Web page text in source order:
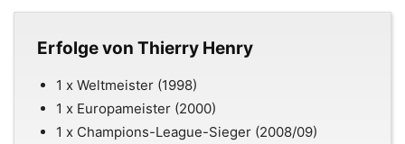
Erfolge von Thierry Henry
1 x Weltmeister (1998)
1 x Europameister (2000)
1 x Champions-League-Sieger (2008/09)